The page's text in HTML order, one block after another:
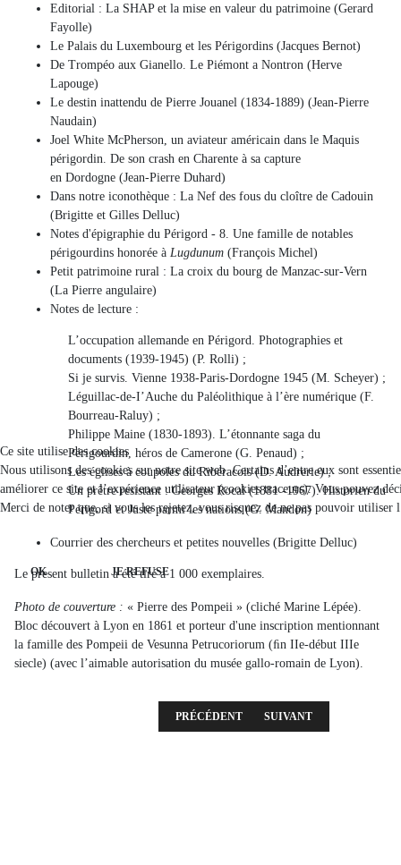
Editorial : La SHAP et la mise en valeur du patrimoine (Gerard
Fayolle)
Le Palais du Luxembourg et les Périgordins (Jacques Bernot)
De Trompéo aux Gianello. Le Piémont a Nontron (Herve
Lapouge)
Le destin inattendu de Pierre Jouanel (1834-1889) (Jean-Pierre
Naudain)
Joel White McPherson, un aviateur américain dans le Maquis
périgordin. De son crash en Charente à sa capture
en Dordogne (Jean-Pierre Duhard)
Dans notre iconothèque : La Nef des fous du cloître de Cadouin
(Brigitte et Gilles Delluc)
Notes d'épigraphie du Périgord - 8. Une famille de notables
périgourdins honorée à Lugdunum (François Michel)
Petit patrimoine rural : La croix du bourg de Manzac-sur-Vern
(La Pierre angulaire)
Notes de lecture :
L’occupation allemande en Périgord. Photographies et
documents (1939-1945) (P. Rolli) ;
Si je survis. Vienne 1938-Paris-Dordogne 1945 (M. Scheyer) ;
Léguillac-de-I’Auche du Paléolithique à l’ère numérique (F.
Bourreau-Raluy) ;
Philippe Maine (1830-1893). L’étonnante saga du
Périgourdin, héros de Camerone (G. Penaud) ;
Les églises à coupoles du Ribéracois (D. Audrerie) ;
Un prêtre resistant : Georges Rocal (1881 -1967). Historien du
Périgord et Juste parmi les nations (G. Mandon)
Courrier des chercheurs et petites nouvelles (Brigitte Delluc)
Le present bulletin a été tiré a 1 000 exemplaires.
Photo de couverture : « Pierre des Pompeii » (cliché Marine Lépée).
Bloc découvert à Lyon en 1861 et porteur d'une inscription mentionnant
la famille des Pompeii de Vesunna Petrucoriorum (ﬁn IIe-début IIIe
siecle) (avec l’aimable autorisation du musée gallo-romain de Lyon).
ARTICLE PRÉCÉDENT : 2017 - 2E
PRÉCÉDENT ARTICLE SUIVANT : 2016
SUIVANT
Ce site utilise des cookies
Nous utilisons des cookies sur notre site web. Certains d’entre eux sont
améliorer ce site et l’expérience utilisateur (cookies traceurs). Vous pouvez
Merci de noter que, si vous les rejetez, vous risquez de ne pas pouvoir utiliser
OK JE REFUSE